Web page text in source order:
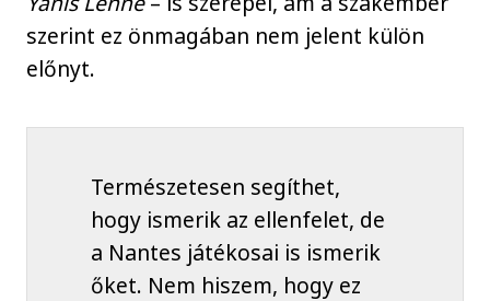
szerint ez önmagában nem jelent külön
előnyt.
Természetesen segíthet,
hogy ismerik az ellenfelet, de
a Nantes játékosai is ismerik
őket. Nem hiszem, hogy ez